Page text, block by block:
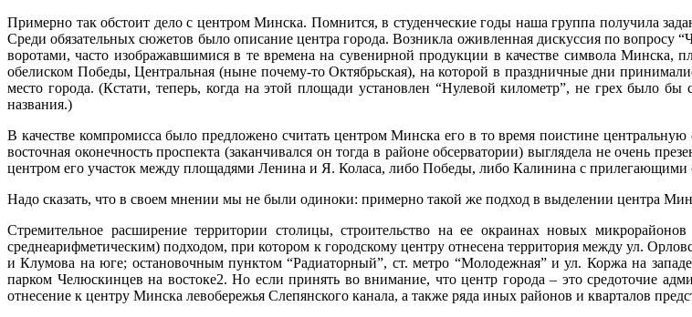
Примерно так обстоит дело с центром Минска. Помнится, в студенческие годы наша группа получила
Среди обязательных сюжетов было описание центра города. Возникла оживленная дискуссия по вопросу
воротами, часто изображавшимися в те времена на сувенирной продукции в качестве символа
обелиском Победы, Центральная (ныне почему-то Октябрьская), на которой в праздничные дни
место города. (Кстати, теперь, когда на этой площади установлен “Нулевой километр”, не грех было
названия.)
В качестве компромисса было предложено считать центром Минска его в то время поистине
восточная оконечность проспекта (заканчивался он тогда в районе обсерватории) выглядела не очень
центром его участок между площадями Ленина и Я. Коласа, либо Победы, либо Калинина с прилегающими
Надо сказать, что в своем мнении мы не были одиноки: примерно такой же подход в выделении центра
Стремительное расширение территории столицы, строительство на ее окраинах новых
среднеарифметическим) подходом, при котором к городскому центру отнесена территория между ул.
и Клумова на юге; остановочным пунктом “Радиаторный”, ст. метро “Молодежная” и ул. Коржа на
парком Челюскинцев на востоке2. Но если принять во внимание, что центр города – это средоточие
отнесение к центру Минска левобережья Слепянского канала, а также ряда иных районов и кварталов